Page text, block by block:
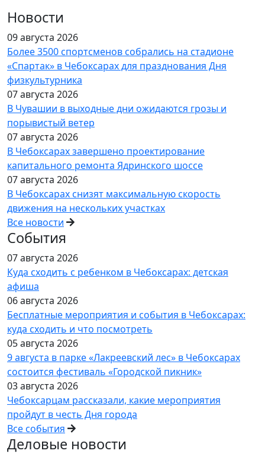
Новости
09 августа 2026
Более 3500 спортсменов собрались на стадионе
«Спартак» в Чебоксарах для празднования Дня
физкультурника
07 августа 2026
В Чувашии в выходные дни ожидаются грозы и
порывистый ветер
07 августа 2026
В Чебоксарах завершено проектирование
капитального ремонта Ядринского шоссе
07 августа 2026
В Чебоксарах снизят максимальную скорость
движения на нескольких участках
Все новости
События
07 августа 2026
Куда сходить с ребенком в Чебоксарах: детская
афиша
06 августа 2026
Бесплатные мероприятия и события в Чебоксарах:
куда сходить и что посмотреть
05 августа 2026
9 августа в парке «Лакреевский лес» в Чебоксарах
состоится фестиваль «Городской пикник»
03 августа 2026
Чебоксарцам рассказали, какие мероприятия
пройдут в честь Дня города
Все события
Деловые новости